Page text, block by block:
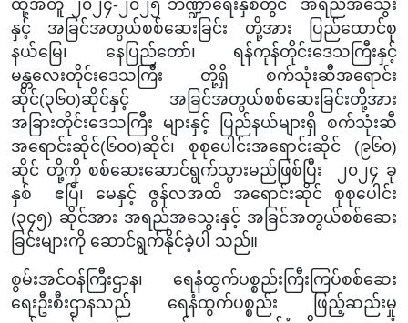
ထို့အတူ ၂၀၂၄-၂၀၂၅ ဘဏ္ဍာရေးနှစ်တွင် အရည်အသွေး
နှင့် အခြင်အတွယ်စစ်ဆေးခြင်း တို့အား
ပြည်ထောင်စု
နယ်မြေ၊ နေပြည်တော်၊ ရန်ကုန်တိုင်းဒေသကြီးနှင့်
မန္တလေးတိုင်းဒေသကြီး တို့ရှိ စက်သုံးဆီအရောင်း
ဆိုင်(၃၆၀)ဆိုင်နှင့် အခြင်အတွယ်စစ်‌ဆေးခြင်းတို့အား
အခြားတိုင်းဒေသကြီး များနှင့် ပြည်နယ်များရှိ စက်သုံးဆီ
အရောင်းဆိုင်(၆၀၀)ဆိုင်၊ စုစုပေါင်းအရောင်းဆိုင် (၉၆၀)
ဆိုင် တို့ကို စစ်ဆေးဆောင်ရွက်သွားမည်ဖြစ်ပြီး ၂၀၂၄ ခု
နှစ် ဧပြီ၊ မေနှင့် ဇွန်လအထိ အရောင်းဆိုင် စုစုပေါင်း
(၃၄၅) ဆိုင်အား အရည်အသွေးနှင့် အခြင်အတွယ်စစ်ဆေး
ခြင်းများကို ဆောင်ရွက်နိုင်ခဲ့ပါ သည်။
စွမ်းအင်ဝန်ကြီးဌာန၊ ရေနံထွက်ပစ္စည်းကြီးကြပ်စစ်ဆေး
ရေးဦးစီးဌာနသည် ရေနံထွက်ပစ္စည်း ဖြည့်ဆည်းမှု